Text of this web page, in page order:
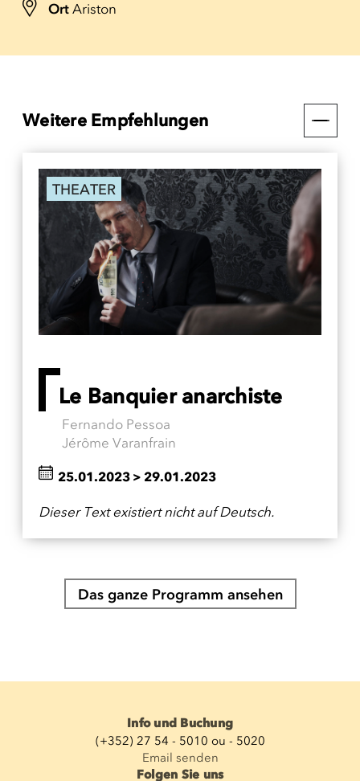
Ort Ariston
Weitere Empfehlungen
THEATER
Le Banquier anarchiste
Fernando Pessoa
Jérôme Varanfrain
Dieser Text existiert nicht auf Deutsch.
25.01.2023 > 29.01.2023
Das ganze Programm ansehen
Info und Buchung
(+352) 27 54 - 5010 ou - 5020
Email senden
Folgen Sie uns